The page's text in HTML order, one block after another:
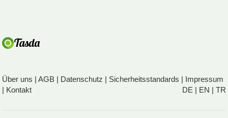
Über uns |AGB | Datenschutz | Sicherheitsstandards | Impressum
| Kontakt DE | EN | TR